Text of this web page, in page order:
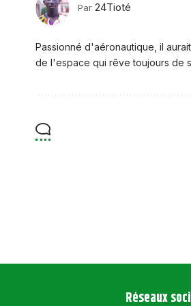
Par 24Tioté
Passionné d'aéronautique, il
de l'espace qui rêve toujours de
Réseaux